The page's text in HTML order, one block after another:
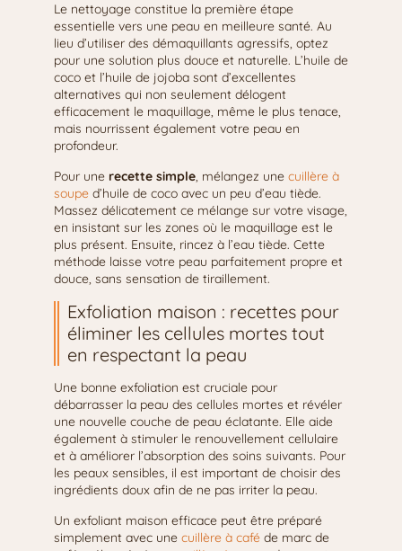
Le nettoyage constitue la première étape
essentielle vers une peau en meilleure santé. Au
lieu d’utiliser des démaquillants agressifs, optez
pour une solution plus douce et naturelle. L’huile de
coco et l’huile de jojoba sont d’excellentes
alternatives qui non seulement délogent
efficacement le maquillage, même le plus tenace,
mais nourrissent également votre peau en
profondeur.
Pour une recette simple, mélangez une cuillère à
soupe d’huile de coco avec un peu d’eau tiède.
Massez délicatement ce mélange sur votre visage,
en insistant sur les zones où le maquillage est le
plus présent. Ensuite, rincez à l’eau tiède. Cette
méthode laisse votre peau parfaitement propre et
douce, sans sensation de tiraillement.
Exfoliation maison : recettes pour
éliminer les cellules mortes tout
en respectant la peau
Une bonne exfoliation est cruciale pour
débarrasser la peau des cellules mortes et révéler
une nouvelle couche de peau éclatante. Elle aide
également à stimuler le renouvellement cellulaire
et à améliorer l’absorption des soins suivants. Pour
les peaux sensibles, il est important de choisir des
ingrédients doux afin de ne pas irriter la peau.
Un exfoliant maison efficace peut être préparé
simplement avec une cuillère à café de marc de